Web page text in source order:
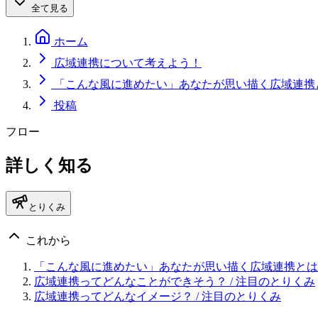
全て見る
ホーム
広域連携について考えよう！
「こんな風に進めたい」あなたが思い描く広域連携
投稿
フロー
詳しく知る
とりくみ
これから
「こんな風に進めたい」あなたが思い描く広域連携とは
広域連携ってどんなことができそう？ / 注目のとりくみ
広域連携ってどんなイメージ？ / 注目のとりくみ